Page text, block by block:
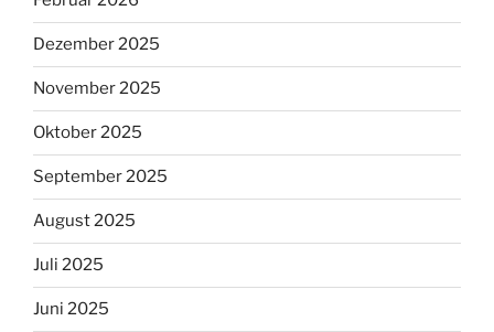
Dezember 2025
November 2025
Oktober 2025
September 2025
August 2025
Juli 2025
Juni 2025